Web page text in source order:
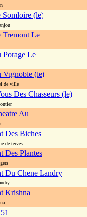
Somloire (le)
Tremont Le
Porage Le
Vignoble (le)
de ville
Des Chasseurs (le)
Au
Des Biches
de terves
Des Plantes
Du Chene Landry
Krishna